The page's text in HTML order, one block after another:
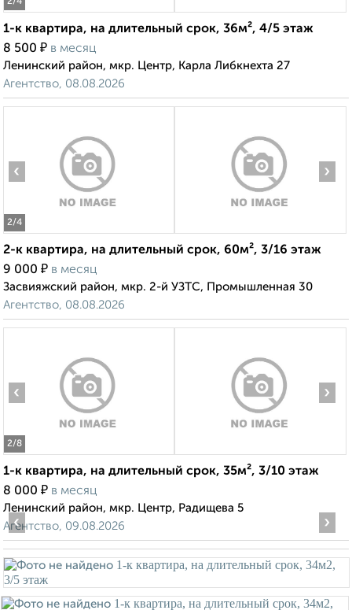
1-к квартира, на длительный срок, 36м², 4/5 этаж
8 500 ₽ в месяц
Ленинский район, мкр. Центр, Карла Либкнехта 27
Агентство, 08.08.2026
2/4
‹ ›
2-к квартира, на длительный срок, 60м², 3/16 этаж
9 000 ₽ в месяц
Засвияжский район, мкр. 2-й УЗТС, Промышленная 30
Агентство, 08.08.2026
2/8
‹ ›
1-к квартира, на длительный срок, 35м², 3/10 этаж
8 000 ₽ в месяц
Ленинский район, мкр. Центр, Радищева 5
Агентство, 09.08.2026
‹ ›